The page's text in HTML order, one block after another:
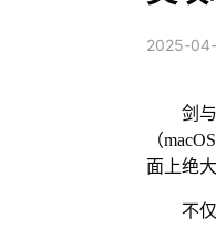
2025-
剑
（
面上绝
不